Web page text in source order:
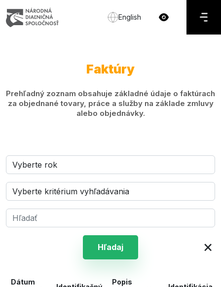
English
Faktúry
Prehľadný zoznam obsahuje základné údaje o faktúrach
za objednané tovary, práce a služby na základe zmluvy
alebo objednávky.
Hľadaj ×
Dátum
Popis